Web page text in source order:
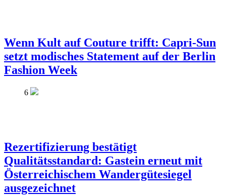
Wenn Kult auf Couture trifft: Capri-Sun
setzt modisches Statement auf der Berlin
Fashion Week
6
Rezertifizierung bestätigt
Qualitätsstandard: Gastein erneut mit
Österreichischem Wandergütesiegel
ausgezeichnet